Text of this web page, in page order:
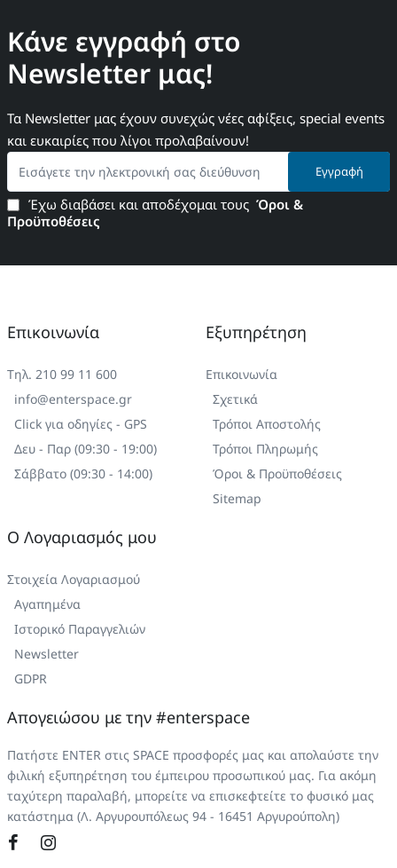
Κάνε εγγραφή στο
Newsletter μας!
Τα Newsletter μας έχουν συνεχώς νέες αφίξεις, special events
και ευκαιρίες που λίγοι προλαβαίνουν!
Εισάγετε
την
ηλεκτρονική
σας
διεύθυνση
Εγγραφή
Έχω διαβάσει και αποδέχομαι τους Όροι &
Προϋποθέσεις
Επικοινωνία
Τηλ. 210 99 11 600
info@enterspace.gr
Click για οδηγίες - GPS
Δευ - Παρ (09:30 - 19:00)
Σάββατο (09:30 - 14:00)
Εξυπηρέτηση
Επικοινωνία
Σχετικά
Τρόποι Αποστολής
Τρόποι Πληρωμής
Όροι & Προϋποθέσεις
Sitemap
Ο Λογαριασμός μου
Στοιχεία Λογαριασμού
Αγαπημένα
Ιστορικό Παραγγελιών
Newsletter
GDPR
Απογειώσου με την #enterspace
Πατήστε ENTER στις SPACE προσφορές μας και απολαύστε την
φιλική εξυπηρέτηση του έμπειρου προσωπικού μας. Για ακόμη
ταχύτερη παραλαβή, μπορείτε να επισκεφτείτε το φυσικό μας
κατάστημα (Λ. Αργυρουπόλεως 94 - 16451 Αργυρούπολη)